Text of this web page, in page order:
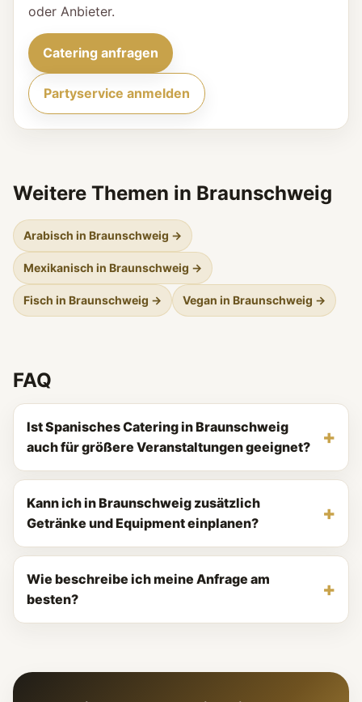
oder Anbieter.
Catering anfragen
Partyservice anmelden
Weitere Themen in Braunschweig
Arabisch in Braunschweig →
Mexikanisch in Braunschweig →
Fisch in Braunschweig → Vegan in Braunschweig →
FAQ
Ist Spanisches Catering in Braunschweig
auch für größere Veranstaltungen geeignet?
Kann ich in Braunschweig zusätzlich
Getränke und Equipment einplanen?
Wie beschreibe ich meine Anfrage am
besten?